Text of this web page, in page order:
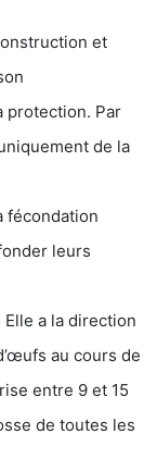
et
protection. Par
de la
fécondation
leurs
a la direction
au cours de
entre 9 et 15
de toutes les